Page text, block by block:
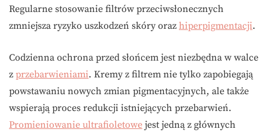
Regularne stosowanie filtrów przeciwsłonecznych
zmniejsza ryzyko uszkodzeń skóry oraz hiperpigmentacji.
Codzienna ochrona przed słońcem jest niezbędna w walce
z przebarwieniami. Kremy z filtrem nie tylko zapobiegają
powstawaniu nowych zmian pigmentacyjnych, ale także
wspierają proces redukcji istniejących przebarwień.
Promieniowanie ultrafioletowe jest jedną z głównych